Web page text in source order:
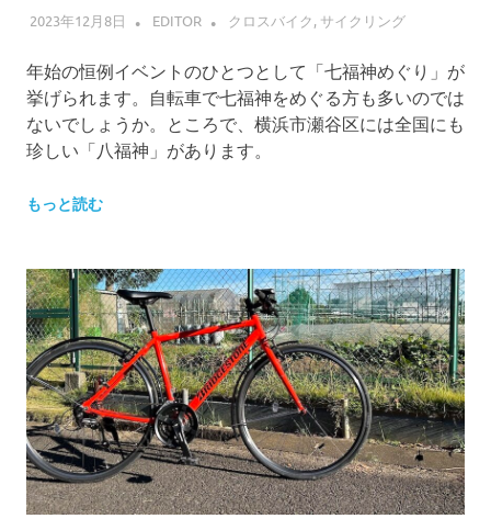
2023年12月8日 EDITOR クロスバイク, サイクリング
年始の恒例イベントのひとつとして「七福神めぐり」が
挙げられます。自転車で七福神をめぐる方も多いのでは
ないでしょうか。ところで、横浜市瀬谷区には全国にも
珍しい「八福神」があります。
もっと読む